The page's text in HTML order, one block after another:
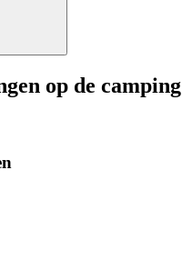
op de camping